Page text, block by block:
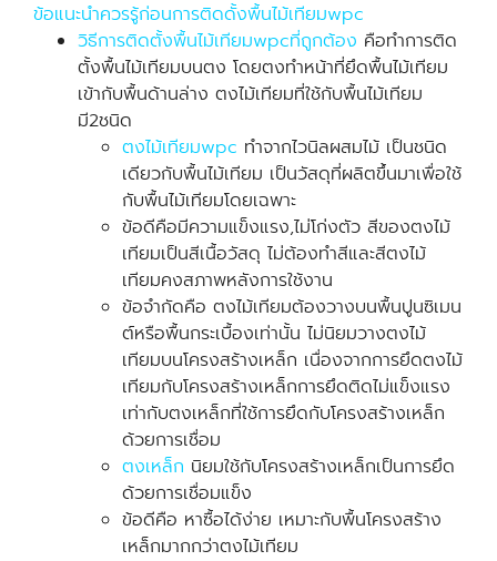
ข้อแนะนำควรรู้ก่อนการติดดั้งพื้นไม้เทียมwpc
วิธีการติดตั้งพื้นไม้เทียมwpcที่ถูกต้อง คือทำการติด
ตั้งพื้นไม้เทียมบนตง โดยตงทำหน้าที่ยึดพื้นไม้เทียม
เข้ากับพื้นด้านล่าง ตงไม้เทียมที่ใช้กับพื้นไม้เทียม
มี2ชนิด
ตงไม้เทียมwpc ทำจากไวนิลผสมไม้ เป็นชนิด
เดียวกับพื้นไม้เทียม เป็นวัสดุที่ผลิตขึ้นมาเพื่อใช้
กับพื้นไม้เทียมโดยเฉพาะ
ข้อดีคือมีความแข็งแรง,ไม่โก่งตัว สีของตงไม้
เทียมเป็นสีเนื้อวัสดุ ไม่ต้องทำสีและสีตงไม้
เทียมคงสภาพหลังการใช้งาน
ข้อจำกัดคือ ตงไม้เทียมต้องวางบนพื้นปูนซิเมน
ต์หรือพื้นกระเบื้องเท่านั้น ไม่นิยมวางตงไม้
เทียมบนโครงสร้างเหล็ก เนื่องจากการยึดตงไม้
เทียมกับโครงสร้างเหล็กการยึดติดไม่แข็งแรง
เท่ากับตงเหล็กที่ใช้การยึดกับโครงสร้างเหล็ก
ด้วยการเชื่อม
ตงเหล็ก นิยมใช้กับโครงสร้างเหล็กเป็นการยึด
ด้วยการเชื่อมแข็ง
ข้อดีคือ หาซื้อได้ง่าย เหมาะกับพื้นโครงสร้าง
เหล็กมากกว่าตงไม้เทียม